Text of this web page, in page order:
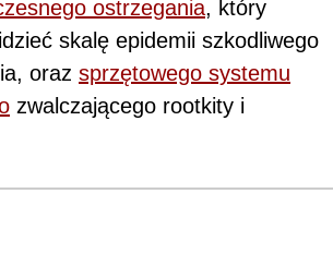
ostrzegania, który
skalę epidemii szkodliwego
oraz sprzętowego systemu
zwalczającego rootkity i